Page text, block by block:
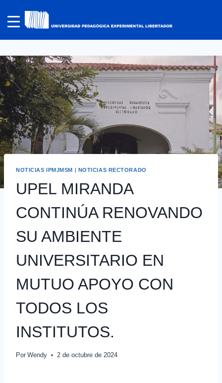
NOTICIAS IPMJMSM | NOTICIAS RECTORADO
UPEL MIRANDA
CONTINÚA RENOVANDO
SU AMBIENTE
UNIVERSITARIO EN
MUTUO APOYO CON
TODOS LOS
INSTITUTOS.
Por Wendy 2 de octubre de 2024